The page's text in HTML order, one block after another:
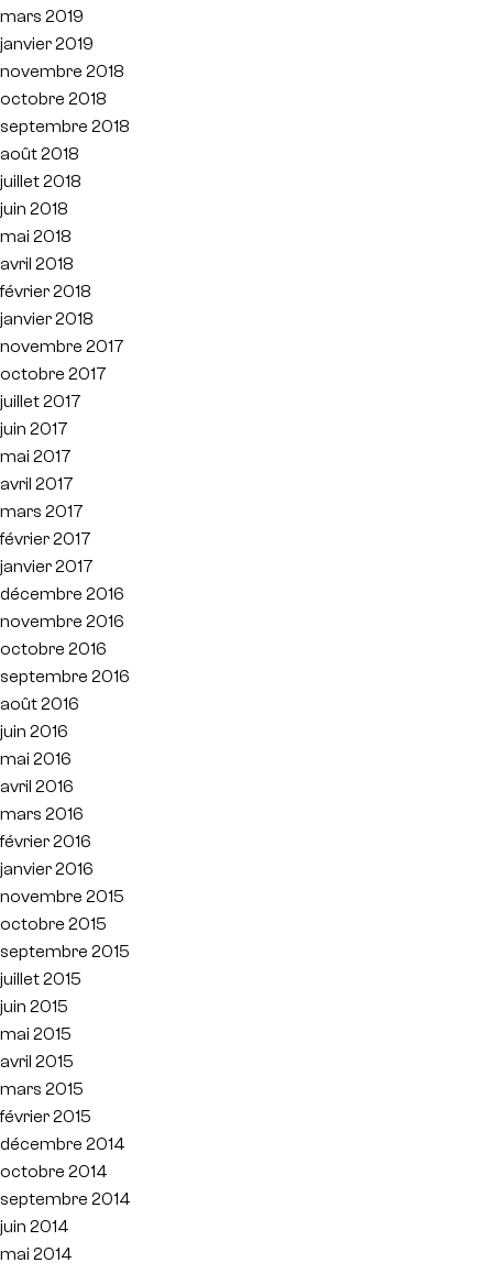
mars 2019
janvier 2019
novembre 2018
octobre 2018
septembre 2018
août 2018
juillet 2018
juin 2018
mai 2018
avril 2018
février 2018
janvier 2018
novembre 2017
octobre 2017
juillet 2017
juin 2017
mai 2017
avril 2017
mars 2017
février 2017
janvier 2017
décembre 2016
novembre 2016
octobre 2016
septembre 2016
août 2016
juin 2016
mai 2016
avril 2016
mars 2016
février 2016
janvier 2016
novembre 2015
octobre 2015
septembre 2015
juillet 2015
juin 2015
mai 2015
avril 2015
mars 2015
février 2015
décembre 2014
octobre 2014
septembre 2014
juin 2014
mai 2014